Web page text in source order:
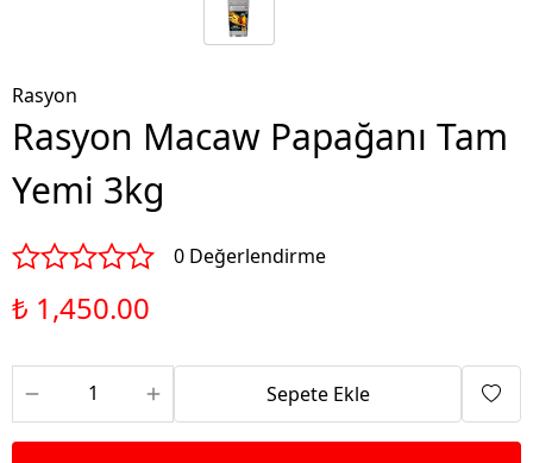
Rasyon
Rasyon Macaw Papağanı Tam
Yemi 3kg
0 Değerlendirme
₺ 1,450.00
Sepete Ekle